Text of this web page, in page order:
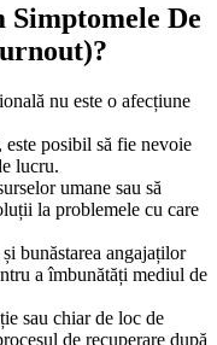
De
nu este o afecțiune
posibil să fie nevoie
lucru.
umane sau să
la problemele cu care
bunăstarea angajaților
a îmbunătăți mediul de
sau chiar de loc de
de recuperare după